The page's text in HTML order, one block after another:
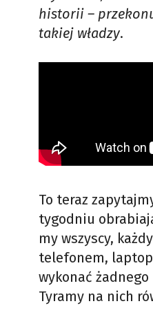
historii –
takiej władzy.
To teraz
tygodniu
my wszyscy,
telefonem,
wykonać
Tyramy na nich